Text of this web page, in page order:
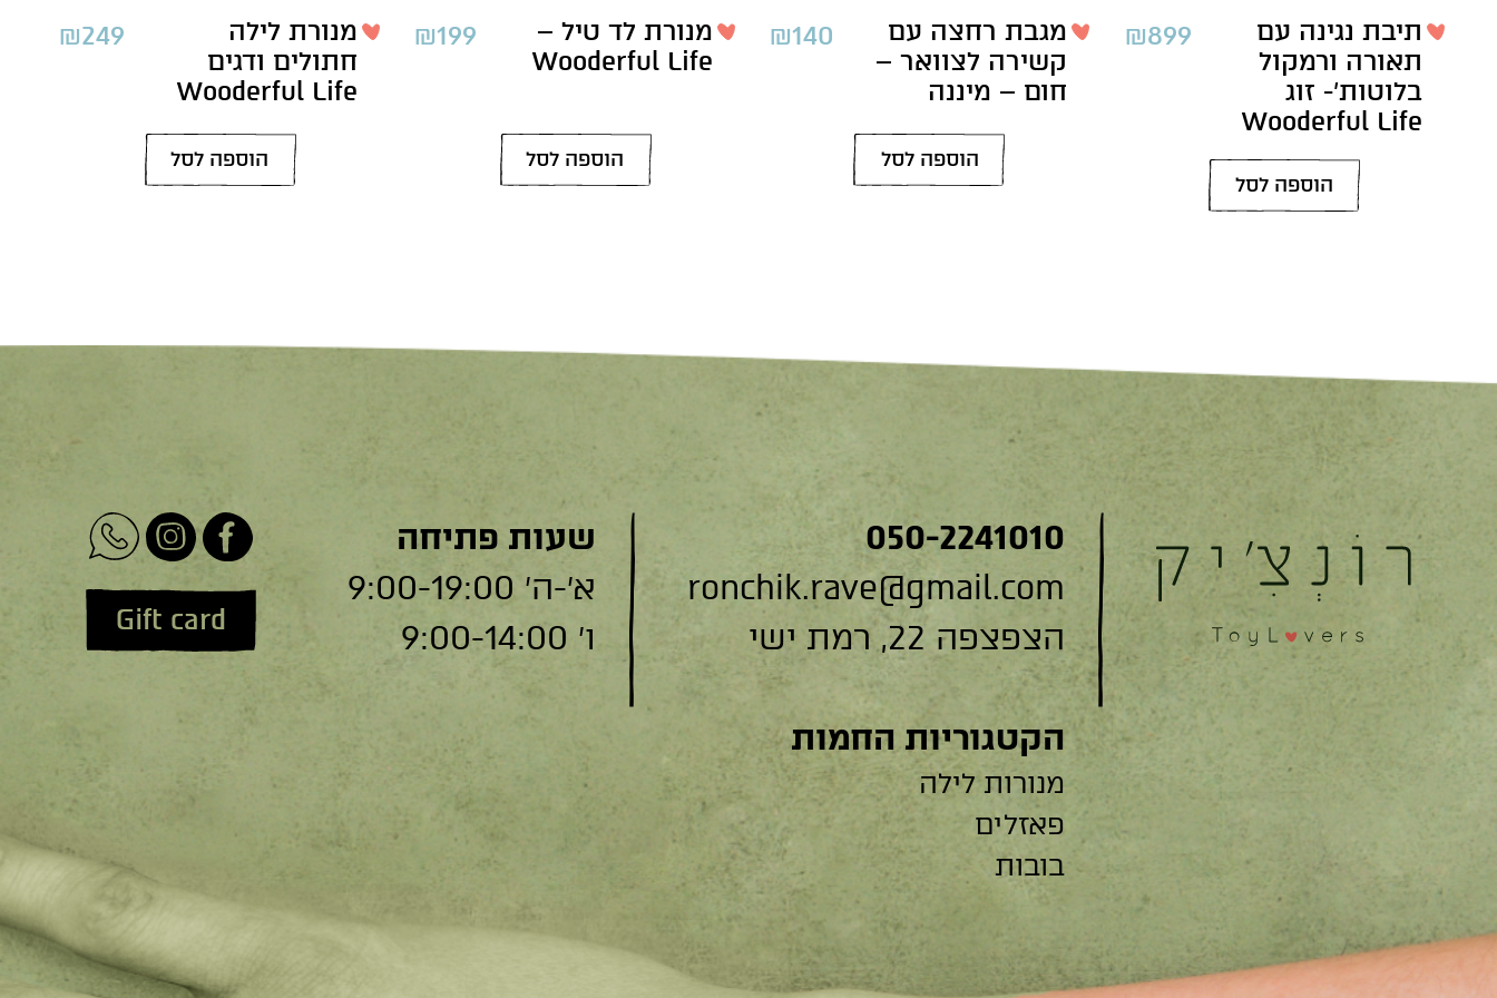
תיבת נגינה עם
תאורה ורמקול
בלוטות’- זוג
Wooderful Life
₪899
הוספה לסל
מגבת רחצה עם
קשירה לצוואר –
חום – מיננה
₪140
הוספה לסל
מנורת לד טיל –
Wooderful Life
₪199
הוספה לסל
מנורת לילה
חתולים ודגים
Wooderful Life
₪249
הוספה לסל
050-2241010
ronchik.rave@gmail.com
הצפצפה 22, רמת ישי
הקטגוריות החמות
מנורות לילה
פאזלים
בובות
שעות פתיחה
א׳-ה׳ 9:00-19:00
ו׳ 9:00-14:00
Gift card